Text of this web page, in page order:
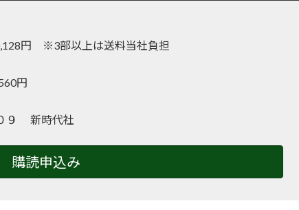
円 ※3部以上は送料当社負担
円
９ 新時代社
購読申込み